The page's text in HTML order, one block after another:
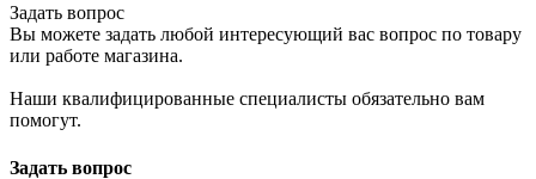
Задать вопрос
Вы можете задать любой интересующий вас вопрос по товару
или работе магазина.
Наши квалифицированные специалисты обязательно вам
помогут.
Задать вопрос